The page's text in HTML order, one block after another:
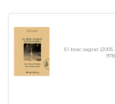
El bosc sagrat (2005